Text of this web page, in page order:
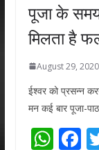
पूजा के समय
मिलता है
August 29, 2020
ईश्वर को प्रसन्न
मन कई बार पूजा-
W F